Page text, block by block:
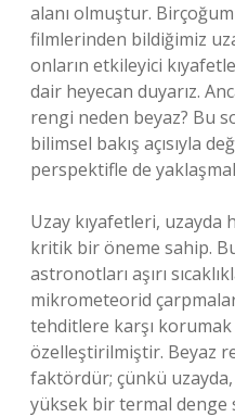
alanı olmuştur.
filmlerinden bildiğimiz
onların etkileyici
dair heyecan duyarız.
rengi neden beyaz? Bu
bilimsel bakış açısıyla
perspektifle de
Uzay kıyafetleri, uzayda
kritik bir öneme sahip.
astronotları aşırı
mikrometeorid
tehditlere karşı
özelleştirilmiştir. Beyaz
faktördür; çünkü
yüksek bir termal denge